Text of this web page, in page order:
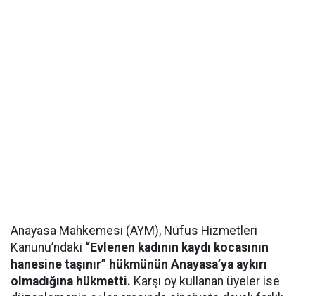
Anayasa Mahkemesi (AYM), Nüfus Hizmetleri
Kanunu’ndaki “Evlenen kadının kaydı kocasının
hanesine taşınır” hükmünün Anayasa’ya aykırı
olmadığına hükmetti. Karşı oy kullanan üyeler ise